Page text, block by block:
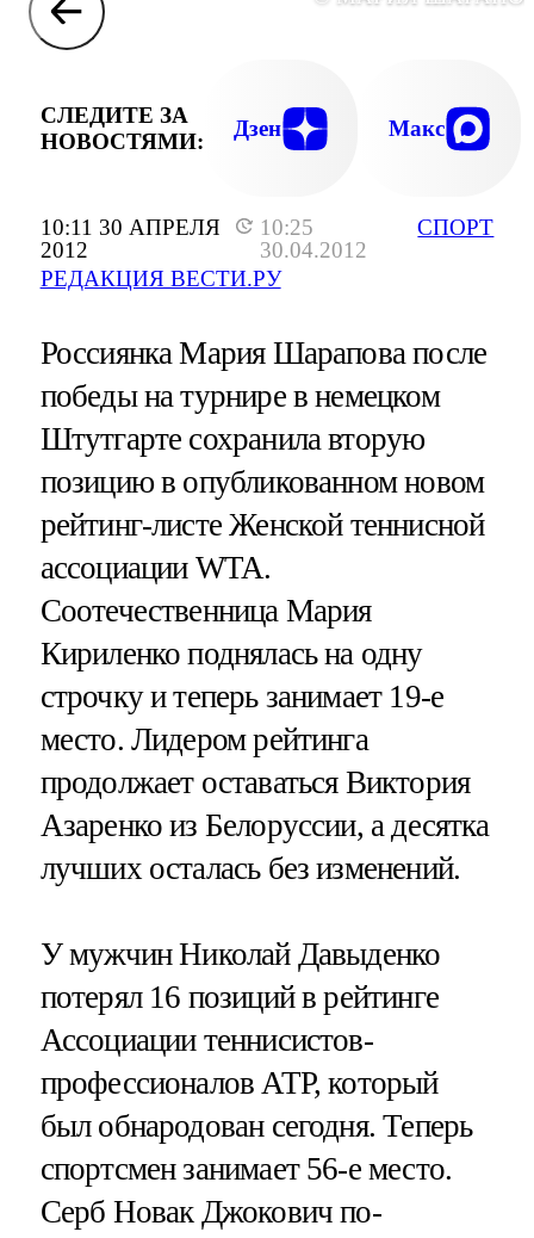
10:11 30 АПРЕЛЯ
2012
10:25
30.04.2012
РЕДАКЦИЯ ВЕСТИ.РУ
СПОРТ
СЛЕДИТЕ ЗА
НОВОСТЯМИ:
Дзен Макс
Россиянка Мария Шарапова после
победы на турнире в немецком
Штутгарте сохранила вторую
позицию в опубликованном новом
рейтинг-листе Женской теннисной
ассоциации WTA.
Соотечественница Мария
Кириленко поднялась на одну
строчку и теперь занимает 19-е
место. Лидером рейтинга
продолжает оставаться Виктория
Азаренко из Белоруссии, а десятка
лучших осталась без изменений.
У мужчин Николай Давыденко
потерял 16 позиций в рейтинге
Ассоциации теннисистов-
профессионалов ATP, который
был обнародован сегодня. Теперь
спортсмен занимает 56-е место.
Серб Новак Джокович по-